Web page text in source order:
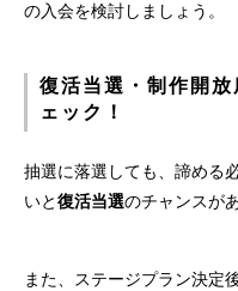
の入会を検討しましょう。
復活当選・制作開
ェック！
抽選に落選しても、諦める
いと復活当選のチャンスが
また、ステージプラン決定